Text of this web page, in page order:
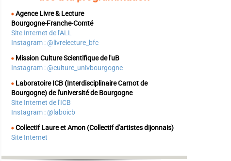
Agence Livre & Lecture
Bourgogne-Franche-Comté
Site Internet de l'ALL
Instagram : @livrelecture_bfc
Mission Culture Scientifique de l'uB
Instagram : @culture_univbourgogne
Laboratoire ICB (Interdisciplinaire Carnot de
Bourgogne)de l'université de Bourgogne
Site Internet de l'ICB
Instagram : @laboicb
Collectif Laure et Amon (Collectif d'artistes dijonnais)
Site Internet